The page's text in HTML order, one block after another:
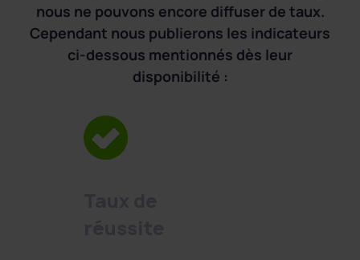
nous ne pouvons encore diffuser de taux.
Cependant nous publierons les indicateurs
ci-dessous mentionnés dès leur
disponibilité :